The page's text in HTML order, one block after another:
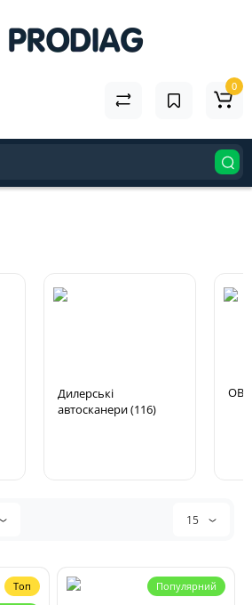
0
Дилерські
автосканери (116)
15
Топ
Популярний